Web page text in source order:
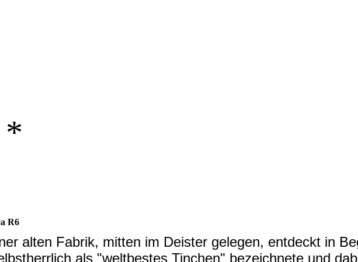
*
R6
alten Fabrik, mitten im Deister gelegen, entdeckt in
als "weltbestes Tinchen" bezeichnete und